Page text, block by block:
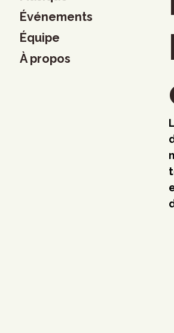
Événements
Équipe
À propos